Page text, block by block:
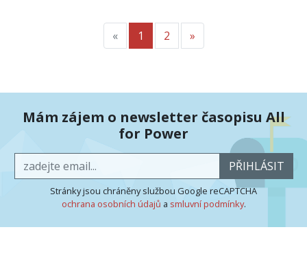
«Předchozí
1 2 »
Mám zájem o newsletter časopisu All
for Power
PŘIHLÁSIT
Stránky jsou chráněny službou Google reCAPTCHA
ochrana osobních údajů a smluvní podmínky.